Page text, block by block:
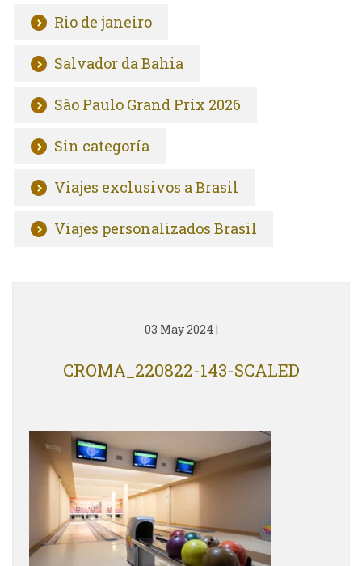
Rio de janeiro
Salvador da Bahia
São Paulo Grand Prix 2026
Sin categoría
Viajes exclusivos a Brasil
Viajes personalizados Brasil
03 May 2024 |
CROMA_220822-143-SCALED